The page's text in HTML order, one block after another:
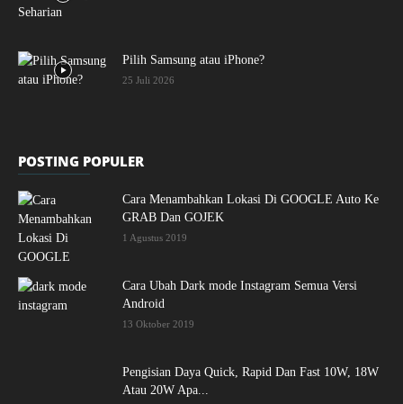
Pilih Samsung atau iPhone?
25 Juli 2026
POSTING POPULER
Cara Menambahkan Lokasi Di GOOGLE Auto Ke
GRAB Dan GOJEK
1 Agustus 2019
Cara Ubah Dark mode Instagram Semua Versi
Android
13 Oktober 2019
Pengisian Daya Quick, Rapid Dan Fast 10W, 18W
Atau 20W Apa...